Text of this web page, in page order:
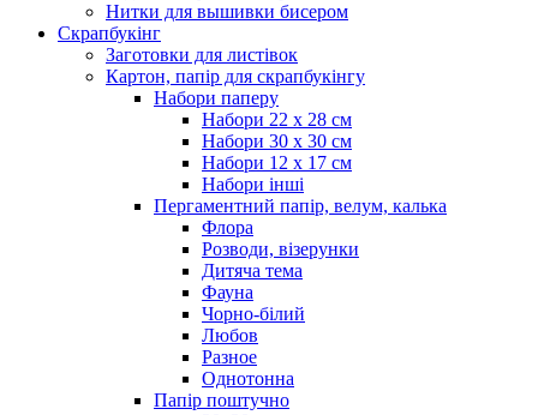
Нитки для вышивки бисером
Скрапбукінг
Заготовки для листівок
Картон, папір для скрапбукінгу
Набори паперу
Набори 22 х 28 см
Набори 30 х 30 см
Набори 12 х 17 см
Набори інші
Пергаментний папір, велум, калька
Флора
Розводи, візерунки
Дитяча тема
Фауна
Чорно-білий
Любов
Разное
Однотонна
Папір поштучно